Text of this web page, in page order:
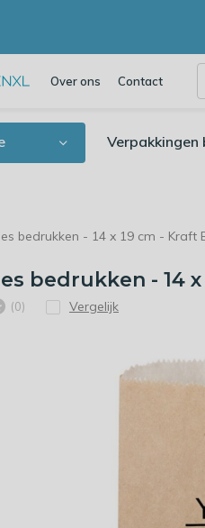
Over ons Contact
Verpakkingen
bedrukken - 14 x 19 cm - Kraft
bedrukken - 14
(0) Vergelijk